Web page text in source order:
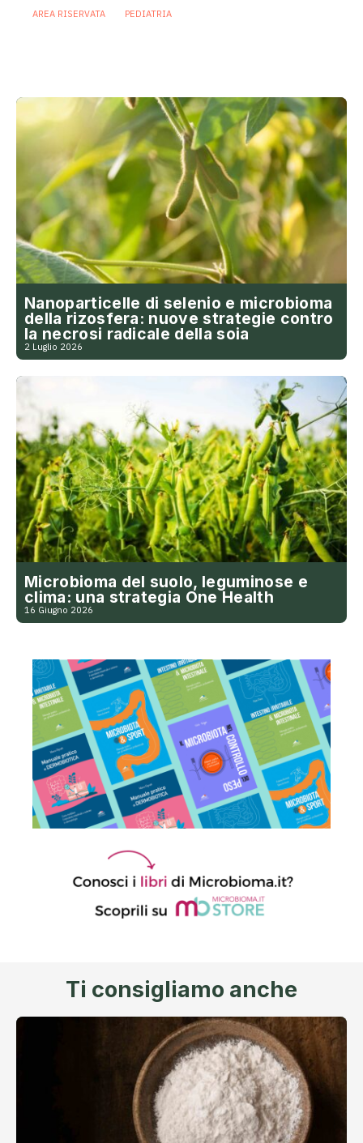
AREA RISERVATA PEDIATRIA
Nanoparticelle di selenio e microbioma
della rizosfera: nuove strategie contro
la necrosi radicale della soia
2 Luglio 2026
Microbioma del suolo, leguminose e
clima: una strategia One Health
16 Giugno 2026
Ti consigliamo anche